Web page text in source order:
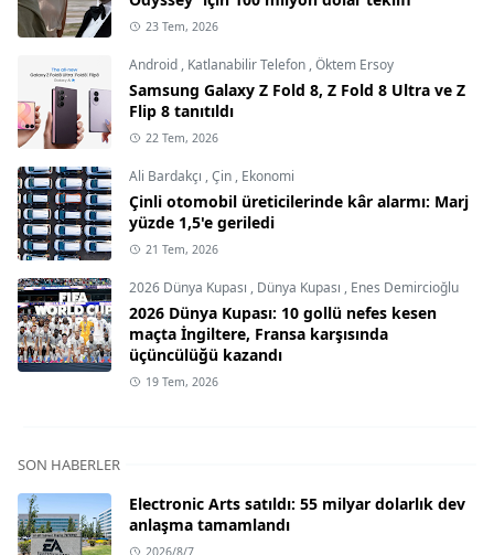
23 Tem, 2026
Android , Katlanabilir Telefon ,Öktem Ersoy
Samsung Galaxy Z Fold 8, Z Fold 8 Ultra ve Z
Flip 8 tanıtıldı
22 Tem, 2026
Ali Bardakçı ,Çin , Ekonomi
Çinli otomobil üreticilerinde kâr alarmı: Marj
yüzde 1,5'e geriledi
21 Tem, 2026
2026 Dünya Kupası , Dünya Kupası , Enes Demircioğlu
2026 Dünya Kupası: 10 gollü nefes kesen
maçta İngiltere, Fransa karşısında
üçüncülüğü kazandı
19 Tem, 2026
SON HABERLER
Electronic Arts satıldı: 55 milyar dolarlık dev
anlaşma tamamlandı
2026/8/7